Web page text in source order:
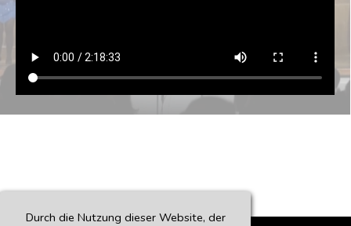
Durch die Nutzung dieser Website, der